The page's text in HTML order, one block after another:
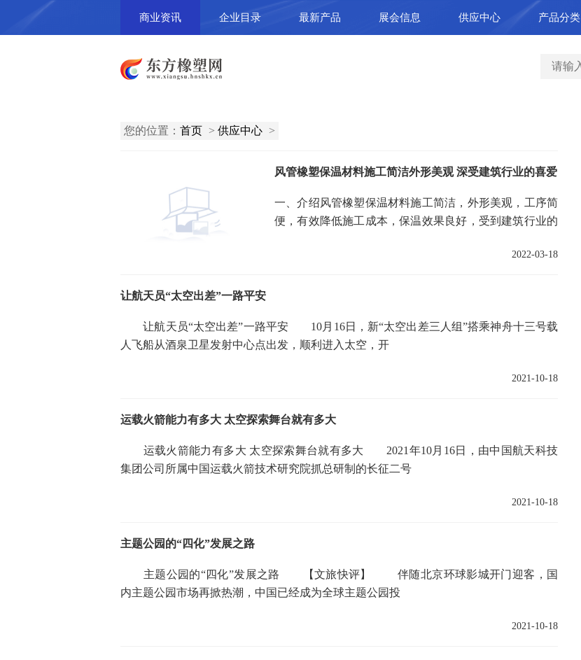
商业资讯 企业目录 最新产品 展会信息 供应中心 产品分类
您的位置： 首页 > 供应中心 >
风管橡塑保温材料施工简洁外形美观 深受建筑行业的喜爱
一、介绍风管橡塑保温材料施工简洁，外形美观，工序简
便，有效降低施工成本，保温效果良好，受到建筑行业的
2022-03-18
让航天员“太空出差”一路平安
让航天员“太空出差”一路平安 10月16日，新“太空出差三人组”搭乘神舟十三号载
人飞船从酒泉卫星发射中心点出发，顺利进入太空，开
2021-10-18
运载火箭能力有多大 太空探索舞台就有多大
运载火箭能力有多大 太空探索舞台就有多大 2021年10月16日，由中国航天科技
集团公司所属中国运载火箭技术研究院抓总研制的长征二号
2021-10-18
主题公园的“四化”发展之路
主题公园的“四化”发展之路 【文旅快评】 伴随北京环球影城开门迎客，国
内主题公园市场再掀热潮，中国已经成为全球主题公园投
2021-10-18